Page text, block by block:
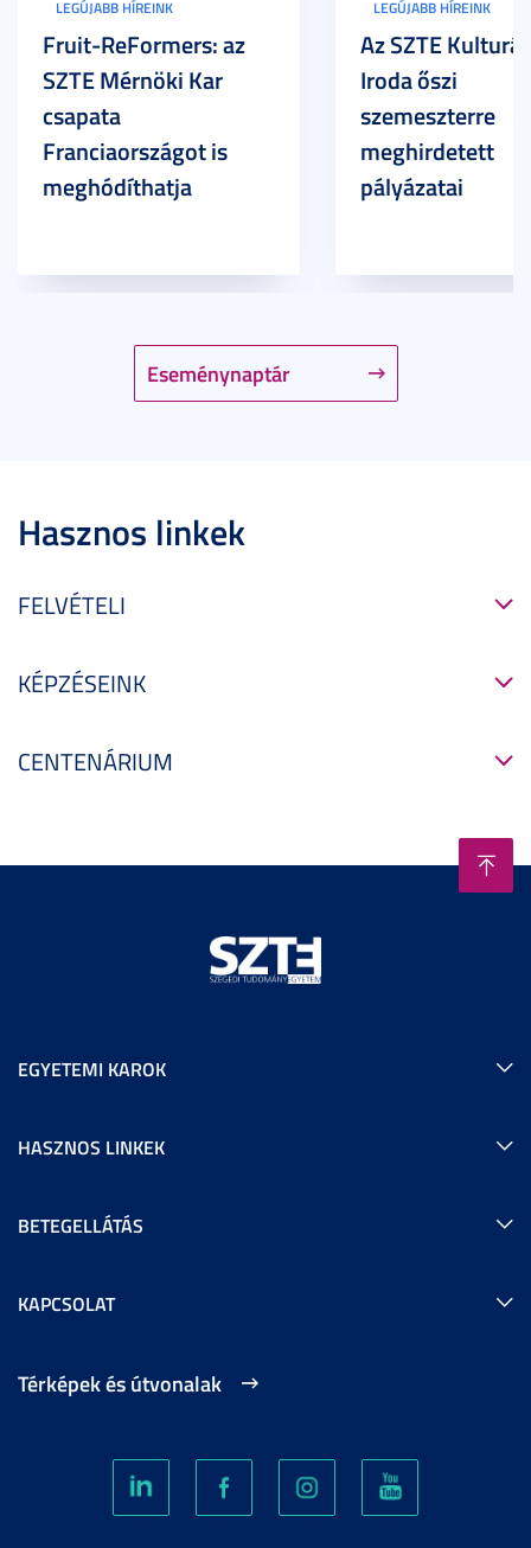
Eseménynaptár
LEGÚJABB HÍREINK
Fruit-ReFormers: az
SZTE Mérnöki Kar
csapata
Franciaországot is
meghódíthatja
LEGÚJABB HÍREINK
Az SZTE
Iroda őszi
szemeszterre
meghirdetett
pályázatai
Hasznos linkek
FELVÉTELI
KÉPZÉSEINK
CENTENÁRIUM
EGYETEMI KAROK
HASZNOS LINKEK
BETEGELLÁTÁS
KAPCSOLAT
Térképek és útvonalak